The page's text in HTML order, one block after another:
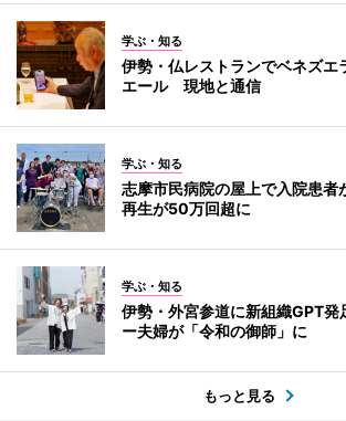
学ぶ・知る
伊勢・仏レストランでベネズエ
エール 現地と通信
学ぶ・知る
志摩市民病院の屋上で入院患
再生が50万回超に
学ぶ・知る
伊勢・外宮参道に新組織GPT
ー夫婦が「令和の御師」に
もっと見る